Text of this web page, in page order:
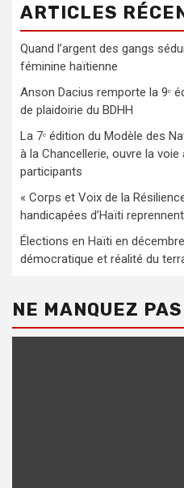
ARTICLES
Quand l’argent des gangs
féminine haïtienne
Anson Dacius remporte la 9ᵉ
de plaidoirie du BDHH
La 7ᵉ édition du Modèle des
à la Chancellerie, ouvre la
participants
« Corps et Voix de la
handicapées d’Haïti
Élections en Haïti en
démocratique et réalité du
NE MANQUEZ